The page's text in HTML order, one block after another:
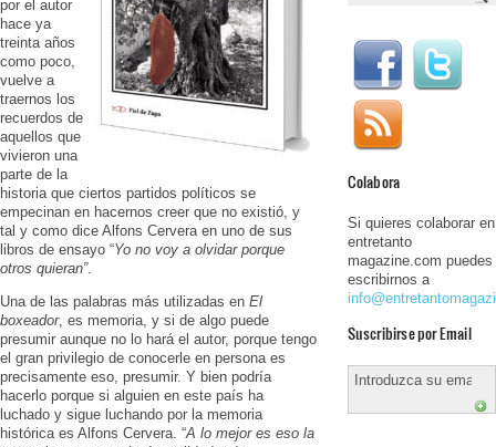
por el autor
hace ya
treinta años
como poco,
vuelve a
traernos los
recuerdos de
aquellos que
vivieron una
parte de la
historia que ciertos partidos políticos se
empecinan en hacernos creer que no existió, y
tal y como dice Alfons Cervera en uno de sus
libros de ensayo “Yo no voy a olvidar porque
otros quieran”.
Una de las palabras más utilizadas en El
boxeador, es memoria, y si de algo puede
presumir aunque no lo hará el autor, porque tengo
el gran privilegio de conocerle en persona es
precisamente eso, presumir. Y bien podría
hacerlo porque si alguien en este país ha
luchado y sigue luchando por la memoria
histórica es Alfons Cervera. “A lo mejor es eso la
Colabora
Si quieres colaborar en
entretanto
magazine.com puedes
escribirnos a
Suscribirse por Email